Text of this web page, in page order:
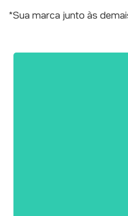
*Sua marca junto às